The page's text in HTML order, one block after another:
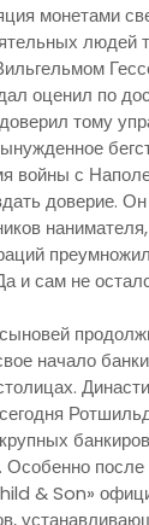
монетами
людей
оценил по
тому
войны с
доверие.
и сам не
начало
Особенно
& Son»